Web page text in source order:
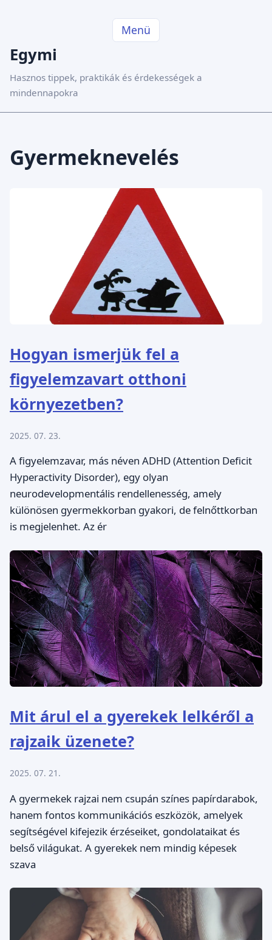
Menü
Egymi
Hasznos tippek, praktikák és érdekességek a
mindennapokra
Gyermeknevelés
Hogyan ismerjük fel a
figyelemzavart otthoni
környezetben?
2025. 07. 23.
A figyelemzavar, más néven ADHD (Attention Deficit
Hyperactivity Disorder), egy olyan
neurodevelopmentális rendellenesség, amely
különösen gyermekkorban gyakori, de felnőttkorban
is megjelenhet. Az ér
Mit árul el a gyerekek lelkéről a
rajzaik üzenete?
2025. 07. 21.
A gyermekek rajzai nem csupán színes papírdarabok,
hanem fontos kommunikációs eszközök, amelyek
segítségével kifejezik érzéseiket, gondolataikat és
belső világukat. A gyerekek nem mindig képesek
szava